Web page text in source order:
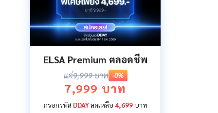
ELSA Premium ตลอดชีพ
แค่9,999 บาท -0%
7,999 บาท
กรอกรหัส DDAYลดเหลือ 4,699บาท